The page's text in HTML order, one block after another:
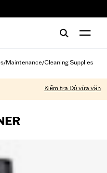
/Maintenance/Cleaning Supplies
Kiểm tra Độ vừa vặn